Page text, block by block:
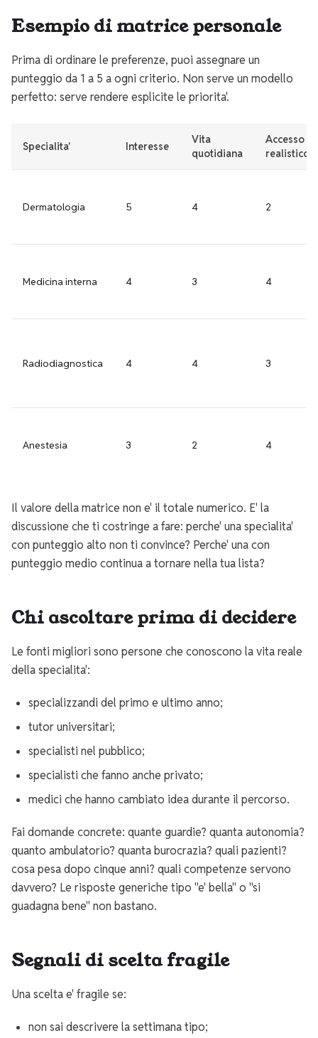
Esempio di matrice personale
Prima di ordinare le preferenze, puoi assegnare un
punteggio da 1 a 5 a ogni criterio. Non serve un modello
perfetto: serve rendere esplicite le priorita'.
Specialita' Interesse
Vita
quotidiana
Accesso
realistico
Dermatologia 5 4 2
Medicina interna 4 3 4
Radiodiagnostica 4 4 3
Anestesia 3 2 4
Il valore della matrice non e' il totale numerico. E' la
discussione che ti costringe a fare: perche' una specialita'
con punteggio alto non ti convince? Perche' una con
punteggio medio continua a tornare nella tua lista?
Chi ascoltare prima di decidere
Le fonti migliori sono persone che conoscono la vita reale
della specialita':
specializzandi del primo e ultimo anno;
tutor universitari;
specialisti nel pubblico;
specialisti che fanno anche privato;
medici che hanno cambiato idea durante il percorso.
Fai domande concrete: quante guardie? quanta autonomia?
quanto ambulatorio? quanta burocrazia? quali pazienti?
cosa pesa dopo cinque anni? quali competenze servono
davvero? Le risposte generiche tipo "e' bella" o "si
guadagna bene" non bastano.
Segnali di scelta fragile
Una scelta e' fragile se:
non sai descrivere la settimana tipo;